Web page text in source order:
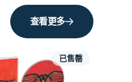
查看更多
已售罄